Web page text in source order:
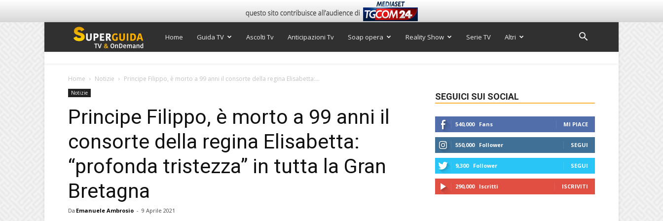
Super
Home Guida TV Ascolti Tv Anticipazioni Tv Soap opera Reality Show Serie TV Altri
Home Notizie Principe Filippo, è morto a 99 anni il consorte della regina Elisabetta:...
Notizie
Principe Filippo, è morto a 99 anni il
consorte della regina Elisabetta:
“profonda tristezza” in tutta la Gran
Bretagna
Da Emanuele Ambrosio - 9 Aprile 2021
SEGUICI SUI SOCIAL
540,000 Fans MI PIACE
550,000 Follower SEGUI
9,300 Follower SEGUI
290,000 Iscritti ISCRIVITI